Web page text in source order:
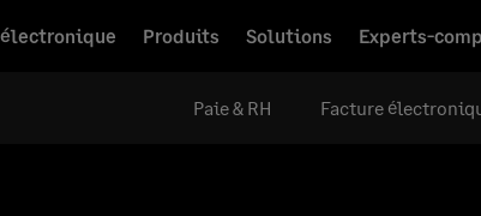
Produits Solutions Experts-
Paie & RH Facture